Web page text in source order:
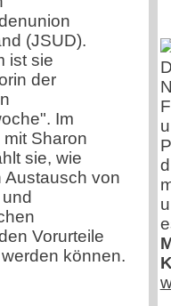
(JSUD).
ist sie
der
Im
Sharon
sie, wie
Austausch von
Vorurteile
können.